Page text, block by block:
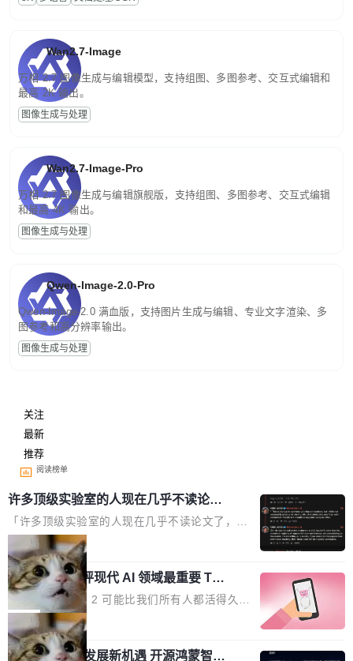
Wan2.7-Image
万相 2.7 图像生成与编辑模型，支持组图、多图参考、交互式编辑和
最高 2K 输出。
图像生成与处理
Wan2.7-Image-Pro
万相 2.7 图像生成与编辑旗舰版，支持组图、多图参考、交互式编辑
和最高 4K 输出。
图像生成与处理
Qwen-Image-2.0-Pro
Qwen-Image-2.0 满血版，支持图片生成与编辑、专业文字渲染、多
图参考和高分辨率输出。
图像生成与处理
关注
最新
推荐
阅读榜单
许多顶级实验室的人现在几乎不读论文
了
「许多顶级实验室的人现在几乎不读论文了，而
且他们认为 ICLR/ICML/NeurIPS 充斥着大量过
度宣传和欺诈。」 OpenAI 研究员 Keller Jorda
n 这条推文引发了广泛讨论。他不是在说风凉
话，他是说出了一个圈内人尽皆知但很少公开捅
破的事实。 Jordan 随后补充了一句软化声明：
「我不认为这些会议上大部分论文都在过度宣传
或造假。问题是，作为读者，如果你筛选出那些
局
xAI 前工程师评现代 AI 领域最重要 Top
3 开源项目
Flash Attention 2 可能比我们所有人都活得久。
这句话不是来自某个技术博客，而是出自 Hieu
Pham 的一条推文。Hieu Pham 是谁？他是 xAI
的早期工程师之一，在 Grok 训练基础设施团队
局
共商智能硬件发展新机遇 开源鸿蒙智能